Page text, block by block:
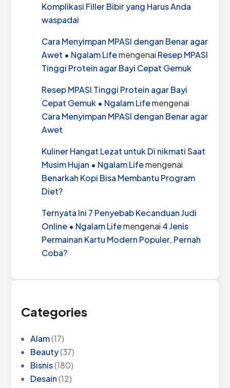
Komplikasi Filler Bibir yang Harus Anda
waspadai
Cara Menyimpan MPASI dengan Benar agar
Awet • Ngalam Lifemengenai Resep MPASI
Tinggi Protein agar Bayi Cepat Gemuk
Resep MPASI Tinggi Protein agar Bayi
Cepat Gemuk • Ngalam Lifemengenai
Cara Menyimpan MPASI dengan Benar agar
Awet
Kuliner Hangat Lezat untuk Di nikmati Saat
Musim Hujan • Ngalam Lifemengenai
Benarkah Kopi Bisa Membantu Program
Diet?
Ternyata Ini 7 Penyebab Kecanduan Judi
Online • Ngalam Lifemengenai 4 Jenis
Permainan Kartu Modern Populer, Pernah
Coba?
Categories
Alam(17)
Beauty(37)
Bisnis(180)
Desain(12)